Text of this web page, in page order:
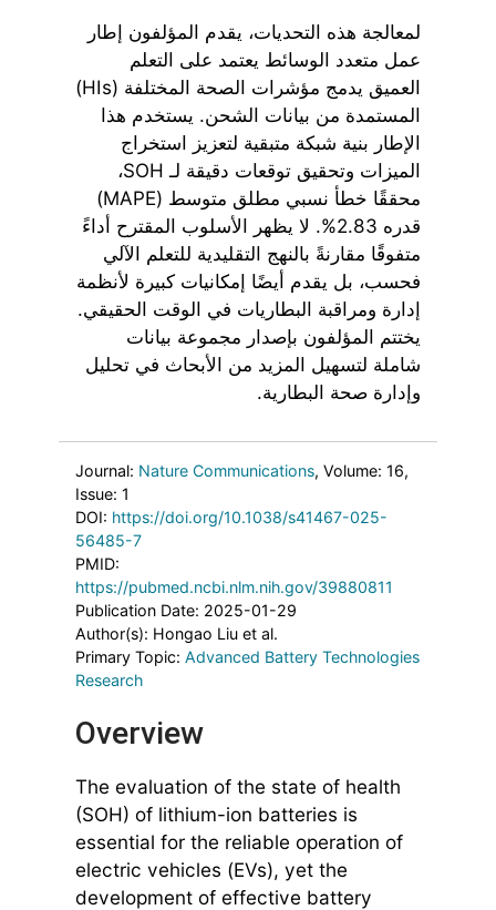
لمعالجة هذه التحديات، يقدم المؤلفون إطار
عمل متعدد الوسائط يعتمد على التعلم
العميق يدمج مؤشرات الصحة المختلفة (HIs)
المستمدة من بيانات الشحن. يستخدم هذا
الإطار بنية شبكة متبقية لتعزيز استخراج
الميزات وتحقيق توقعات دقيقة لـ SOH،
محققًا خطأ نسبي مطلق متوسط (MAPE)
قدره 2.83%. لا يظهر الأسلوب المقترح أداءً
متفوقًا مقارنةً بالنهج التقليدية للتعلم الآلي
فحسب، بل يقدم أيضًا إمكانيات كبيرة لأنظمة
إدارة ومراقبة البطاريات في الوقت الحقيقي.
يختتم المؤلفون بإصدار مجموعة بيانات
شاملة لتسهيل المزيد من الأبحاث في تحليل
وإدارة صحة البطارية.
Journal: Nature Communications, Volume: 16,
Issue: 1
DOI: https://doi.org/10.1038/s41467-025-
56485-7
PMID:
https://pubmed.ncbi.nlm.nih.gov/39880811
Publication Date: 2025-01-29
Author(s): Hongao Liu et al.
Primary Topic: Advanced Battery Technologies
Research
Overview
The evaluation of the state of health
(SOH) of lithium-ion batteries is
essential for the reliable operation of
electric vehicles (EVs), yet the
development of effective battery